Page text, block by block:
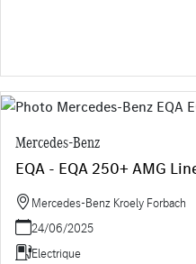
Mercedes-Benz
EQA - EQA 250+ AMG
Mercedes-Benz Kroely Forbach
24/06/2025
Electrique